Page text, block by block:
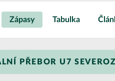
Zápasy Tabulka
PŘEBOR U7